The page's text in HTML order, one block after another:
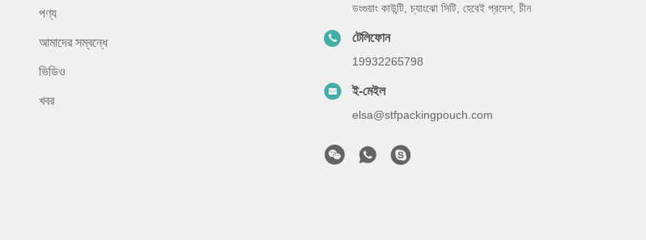
পণ্য
আমাদের সম্বন্ধে
ভিডিও
খবর
ডংগুয়াং কাউন্টি, চ্যাংঝো সিটি, হেবেই প্রদেশ, চীন
টেলিফোন
19932265798
ই-মেইল
elsa@stfpackingpouch.com